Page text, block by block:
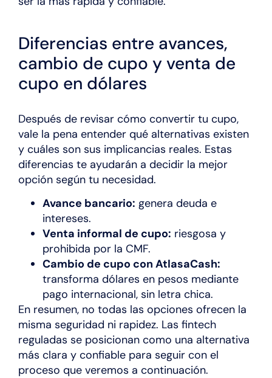
Diferencias entre avances,
cambio de cupo y venta de
cupo en dólares
Después de revisar cómo convertir tu cupo,
vale la pena entender qué alternativas existen
y cuáles son sus implicancias reales. Estas
diferencias te ayudarán a decidir la mejor
opción según tu necesidad.
Avance bancario: genera deuda e
intereses.
Venta informal de cupo: riesgosa y
prohibida por la CMF.
Cambio de cupo con AtlasaCash:
transforma dólares en pesos mediante
pago internacional, sin letra chica.
En resumen, no todas las opciones ofrecen la
misma seguridad ni rapidez. Las fintech
reguladas se posicionan como una alternativa
más clara y confiable para seguir con el
proceso que veremos a continuación.